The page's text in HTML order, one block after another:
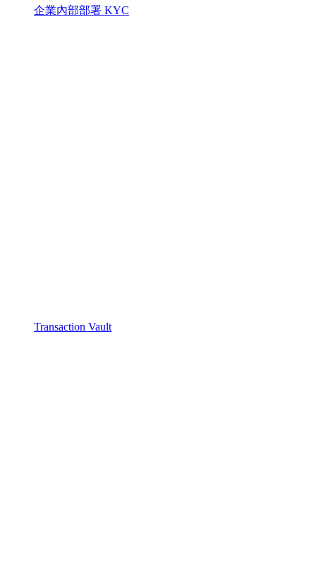
企業內部部署 KYC
Transaction Vault